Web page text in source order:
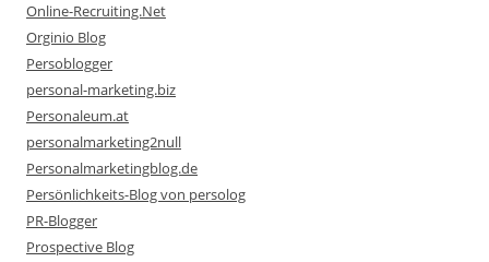
Online-Recruiting.Net
Orginio Blog
Persoblogger
personal-marketing.biz
Personaleum.at
personalmarketing2null
Personalmarketingblog.de
Persönlichkeits-Blog von persolog
PR-Blogger
Prospective Blog